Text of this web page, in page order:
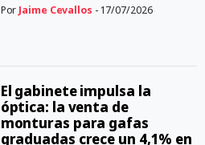
Por Jaime Cevallos - 17/07/2026
El gabinete impulsa la
óptica: la venta de
monturas para gafas
graduadas crece un 4,1% en